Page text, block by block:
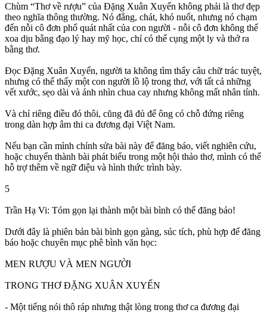
Chùm “Thơ về rượu” của Đặng Xuân Xuyến không phải là thơ đẹp
theo nghĩa thông thường. Nó đắng, chát, khó nuốt, nhưng nó chạm
đến nỗi cô đơn phổ quát nhất của con người - nỗi cô đơn không thể
xoa dịu bằng đạo lý hay mỹ học, chỉ có thể cụng một ly và thở ra
bằng thơ.
Đọc Đặng Xuân Xuyến, người ta không tìm thấy câu chữ trác tuyệt,
nhưng có thể thấy một con người lồ lộ trong thơ, với tất cả những
vết xước, sẹo dài và ánh nhìn chua cay nhưng không mất nhân tính.
Và chỉ riêng điều đó thôi, cũng đã đủ để ông có chỗ đứng riêng
trong dàn hợp âm thi ca đương đại Việt Nam.
Nếu bạn cần mình chỉnh sửa bài này để đăng báo, viết nghiên cứu,
hoặc chuyển thành bài phát biểu trong một hội thảo thơ, mình có thể
hỗ trợ thêm về ngữ điệu và hình thức trình bày.
5
Trần Hạ Vi: Tóm gọn lại thành một bài bình có thể đăng báo!
Dưới đây là phiên bản bài bình gọn gàng, súc tích, phù hợp để đăng
báo hoặc chuyên mục phê bình văn học:
MEN RƯỢU VÀ MEN NGƯỜI
TRONG THƠ ĐẶNG XUÂN XUYẾN
- Một tiếng nói thô ráp nhưng thật lòng trong thơ ca đương đại